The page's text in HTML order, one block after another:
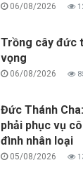
06/08/2026
Trồng cây đức
vọng
06/08/2026
Đức Thánh
phải phục vụ
đình nhân loại
05/08/2026